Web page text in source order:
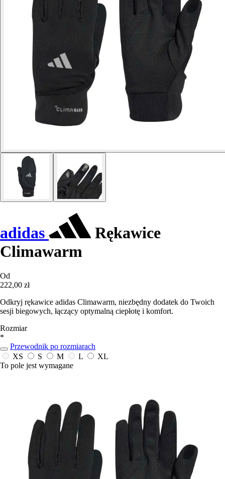
adidas
Rękawice
Climawarm
Od
222,00 zł
Odkryj rękawice adidas Climawarm, niezbędny dodatek do Twoich
sesji biegowych, łączący optymalną ciepłotę i komfort.
Rozmiar
*
Przewodnik po rozmiarach
XS
S M L
XL
To pole jest wymagane